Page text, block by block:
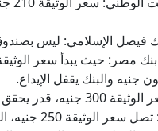
18% على أساس سنوي في سنة 2019.